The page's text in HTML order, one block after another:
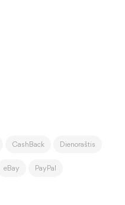
CashBack Dienoraštis
eBay PayPal